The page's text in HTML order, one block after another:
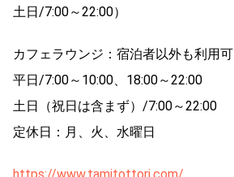
土日/7:00～22:00）
カフェラウンジ：宿泊者以外も利用可
平日/7:00～10:00、18:00～22:00
土日（祝日は含まず）/7:00～22:00
定休日：月、火、水曜日